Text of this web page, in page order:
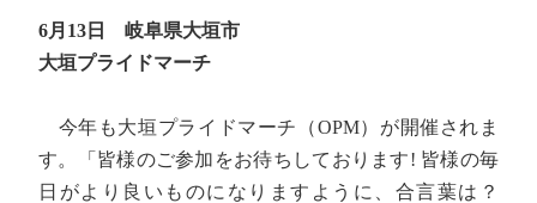
6月13日 岐阜県大垣市
大垣プライドマーチ
今年も大垣プライドマーチ（OPM）が開催されま
す。「皆様のご参加をお待ちしております! 皆様の毎
日がより良いものになりますように、合言葉は？